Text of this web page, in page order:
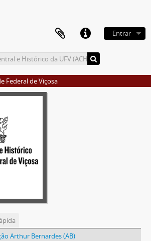
Entrar
Federal de Viçosa
Arthur Bernardes (AB)